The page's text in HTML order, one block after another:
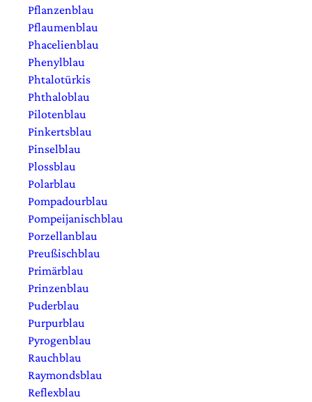
Pflanzenblau
Pflaumenblau
Phacelienblau
Phenylblau
Phtalotürkis
Phthaloblau
Pilotenblau
Pinkertsblau
Pinselblau
Plossblau
Polarblau
Pompadourblau
Pompeijanischblau
Porzellanblau
Preußischblau
Primärblau
Prinzenblau
Puderblau
Purpurblau
Pyrogenblau
Rauchblau
Raymondsblau
Reflexblau